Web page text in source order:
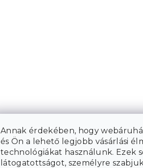
Annak érdekében, hogy
és Ön a lehető legjobb vásárlási
technológiákat használunk. Ezek
látogatottságot, személyre